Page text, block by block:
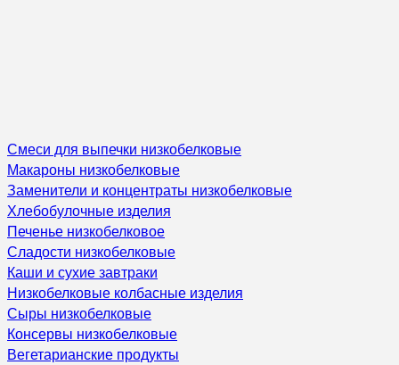
Смеси для выпечки низкобелковые
Макароны низкобелковые
Заменители и концентраты низкобелковые
Хлебобулочные изделия
Печенье низкобелковое
Сладости низкобелковые
Каши и сухие завтраки
Низкобелковые колбасные изделия
Сыры низкобелковые
Консервы низкобелковые
Вегетарианские продукты